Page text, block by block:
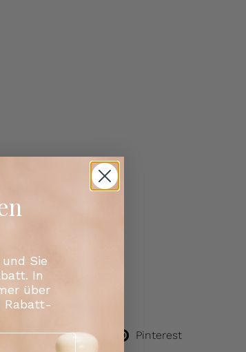
X (Twitter) Pinterest
Sie
In
über
Rabatt-